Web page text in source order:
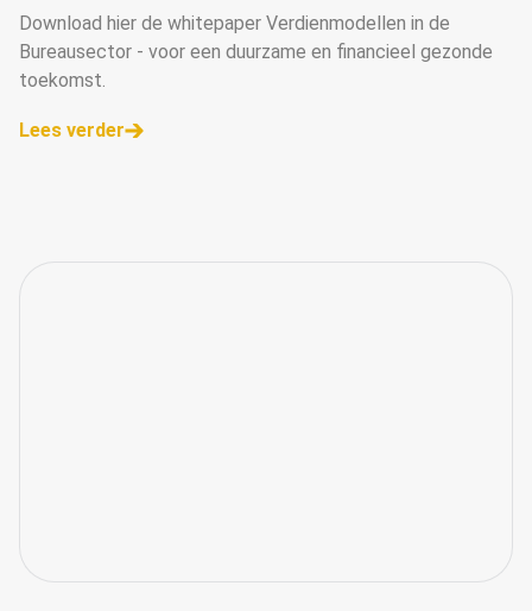
Download hier de whitepaper Verdienmodellen in de
Bureausector - voor een duurzame en financieel gezonde
toekomst.
Lees verder